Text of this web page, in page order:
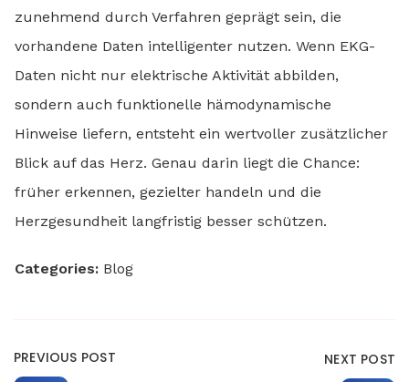
zunehmend durch Verfahren geprägt sein, die
vorhandene Daten intelligenter nutzen. Wenn EKG-
Daten nicht nur elektrische Aktivität abbilden,
sondern auch funktionelle hämodynamische
Hinweise liefern, entsteht ein wertvoller zusätzlicher
Blick auf das Herz. Genau darin liegt die Chance:
früher erkennen, gezielter handeln und die
Herzgesundheit langfristig besser schützen.
Categories: Blog
PREVIOUS POST NEXT POST